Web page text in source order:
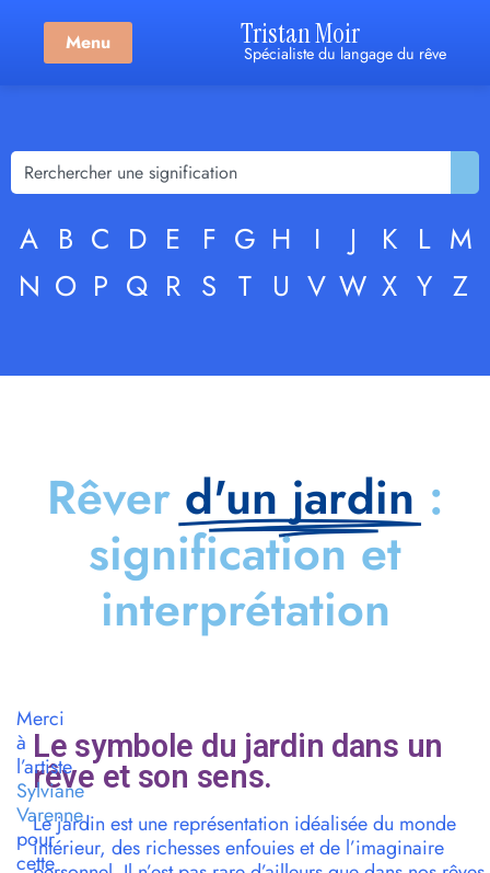
Menu Tristan Moir
Spécialiste du langage du rêve
A B C D E F G H I J K L M
N O P Q R S T U V W X Y Z
Rêver d'un jardin :
signification et
interprétation
Le symbole du jardin dans un
rêve et son sens.
Le jardin est une représentation idéalisée du monde
intérieur, des richesses enfouies et de l’imaginaire
Merci
à
l’artiste
Sylviane
Varenne
pour
cette